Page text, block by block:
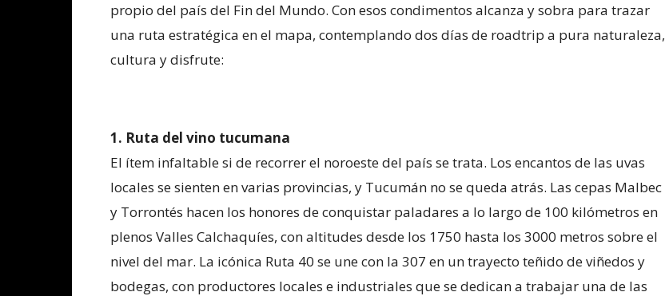
propio del país del Fin del Mundo. Con esos condimentos alcanza y sobra para trazar
una ruta estratégica en el mapa, contemplando dos días de roadtrip a pura naturaleza,
cultura y disfrute:
1. Ruta del vino tucumana
El ítem infaltable si de recorrer el noroeste del país se trata. Los encantos de las uvas
locales se sienten en varias provincias, y Tucumán no se queda atrás. Las cepas Malbec
y Torrontés hacen los honores de conquistar paladares a lo largo de 100 kilómetros en
plenos Valles Calchaquíes, con altitudes desde los 1750 hasta los 3000 metros sobre el
nivel del mar. La icónica Ruta 40 se une con la 307 en un trayecto teñido de viñedos y
bodegas, con productores locales e industriales que se dedican a trabajar una de las